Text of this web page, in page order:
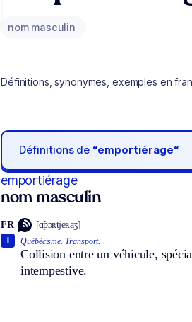
nom masculin
Définitions, synonymes, exemples en
Définitions de “emportiérage“
emportiérage
nom masculin
FR [ɑ̃pɔʀtjeʀaʒ]
Québécisme. Transport.
Collision entre un véhicule,
intempestive.
1